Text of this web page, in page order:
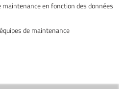
en fonction des données
de maintenance